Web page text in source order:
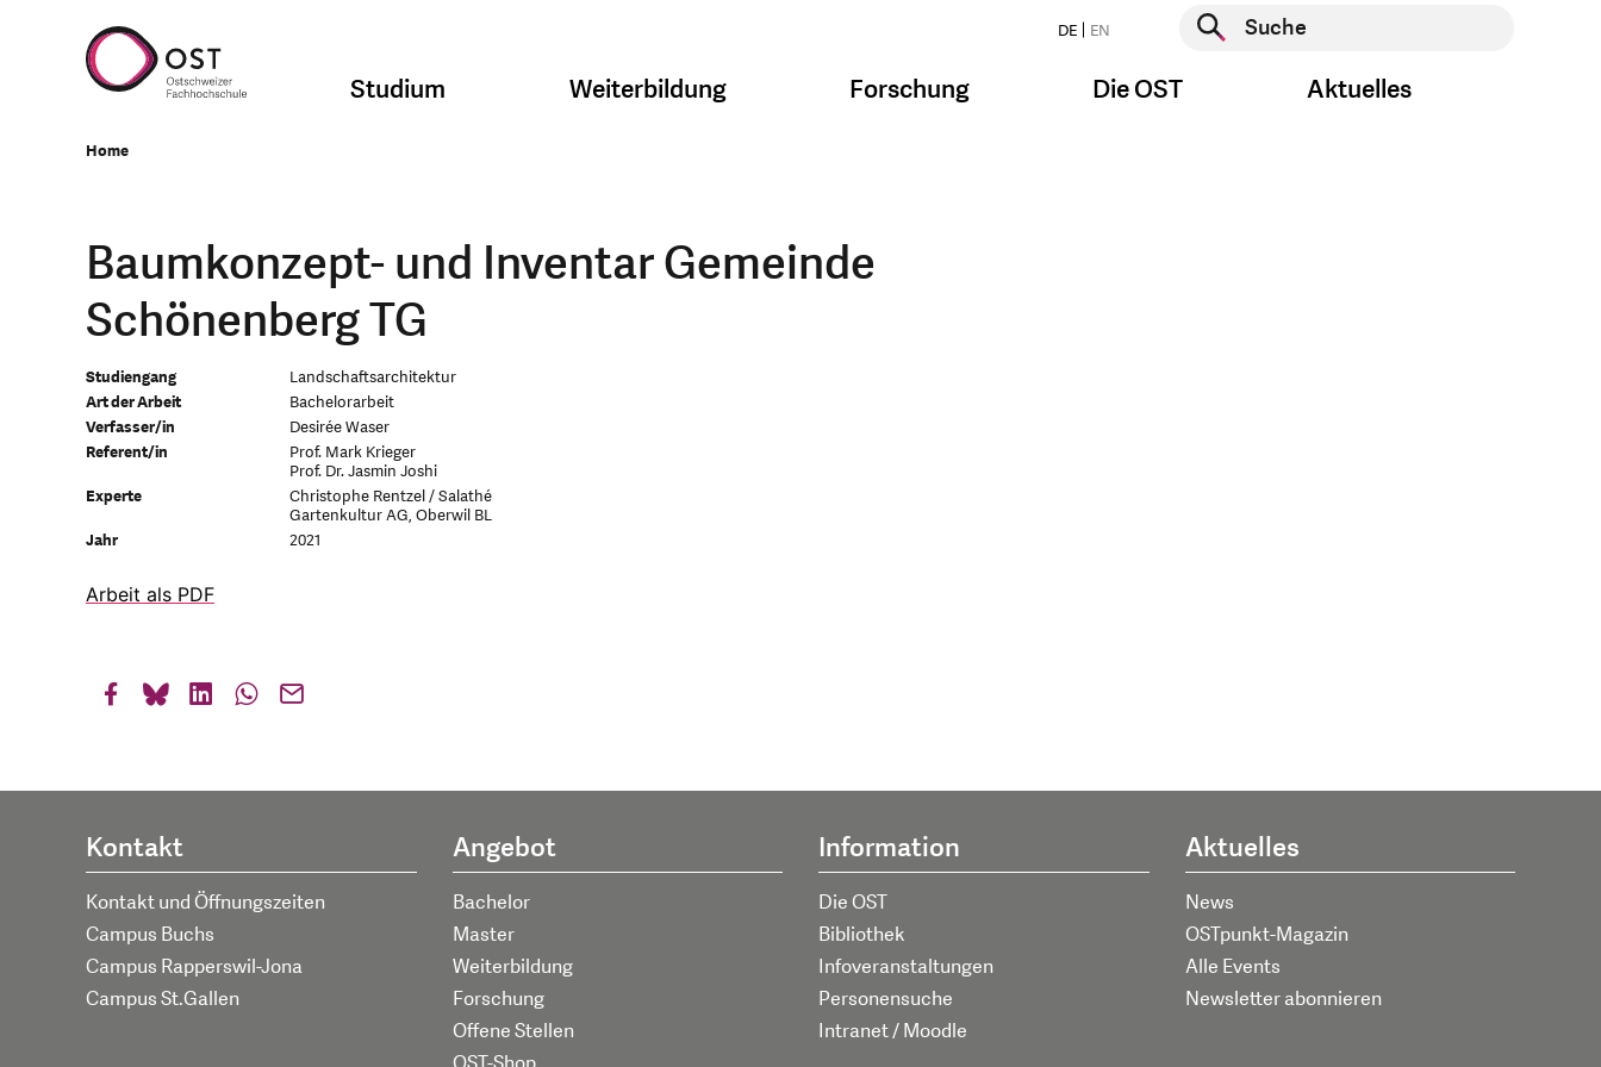
DE EN
Suche starten
Studium Weiterbildung Forschung Die OST Aktuelles
Home
Baumkonzept- und Inventar Gemeinde
Schönenberg TG
Studiengang
Landschaftsarchitektur
Art der Arbeit
Bachelorarbeit
Verfasser/in
Desirée Waser
Referent/in
Prof. Mark Krieger
Prof. Dr. Jasmin Joshi
Experte
Christophe Rentzel / Salathé
Gartenkultur AG, Oberwil BL
Jahr
2021
Arbeit als PDF
Kontakt
Kontakt und Öffnungszeiten
Campus Buchs
Campus Rapperswil-Jona
Campus St.Gallen
Angebot
Bachelor
Master
Weiterbildung
Forschung
Offene Stellen
Information
Die OST
Bibliothek
Infoveranstaltungen
Personensuche
Intranet / Moodle
Aktuelles
News
OSTpunkt-Magazin
Alle Events
Newsletter abonnieren